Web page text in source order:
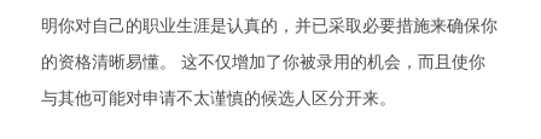
明你对自己的职业生涯是认真的，并已采取必要措施来确保你
的资格清晰易懂。 这不仅增加了你被录用的机会，而且使你
与其他可能对申请不太谨慎的候选人区分开来。